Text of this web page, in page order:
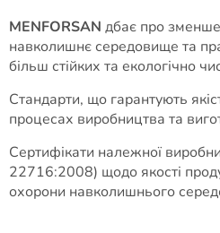
MENFORSAN дбає про
навколишнє середовище та
більш стійких та екологічно
Стандарти, що гарантують
процесах виробництва та
Сертифікати належної
22716:2008) щодо якості
охорони навколишнього